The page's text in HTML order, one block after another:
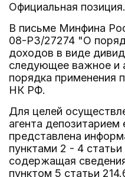
Официальная позиция.
В письме Минфина
08-РЗ/27274 "О
доходов в виде
следующее важное и
порядка применения
НК РФ.
Для целей
агента
представлена
пунктами 2 - 4
содержащая
пунктом 5 статьи